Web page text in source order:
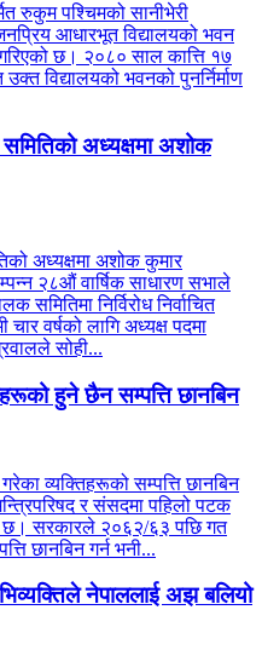
रुकुम पश्चिमको सानीभेरी
आधारभूत विद्यालयको भवन
छ। २०८० साल कात्ति १७
विद्यालयको भवनको पुनर्निर्माण
अध्यक्षमा अशोक
अध्यक्षमा अशोक कुमार
२८औं वार्षिक साधारण सभाले
निर्विरोध निर्वाचित
वर्षको लागि अध्यक्ष पदमा
सोही...
हुने छैन सम्पत्ति छानबिन
व्यक्तिहरूको सम्पत्ति छानबिन
र संसदमा पहिलो पटक
छ। सरकारले २०६२/६३ पछि गत
छानबिन गर्न भनी...
नेपाललाई अझ बलियो